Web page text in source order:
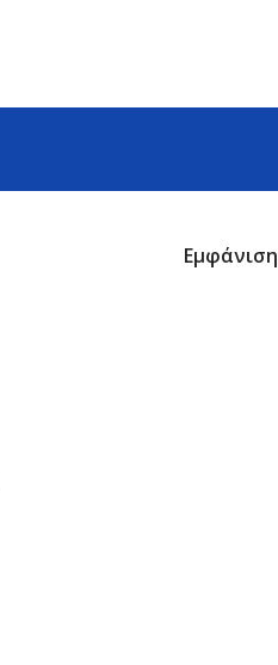
Εμφάνιση